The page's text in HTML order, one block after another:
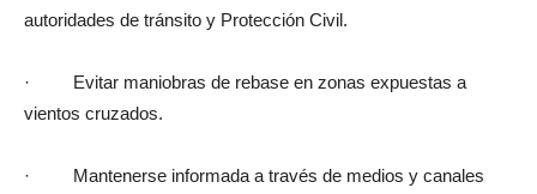
autoridades de tránsito y Protección Civil.
· Evitar maniobras de rebase en zonas expuestas a
vientos cruzados.
· Mantenerse informada a través de medios y canales